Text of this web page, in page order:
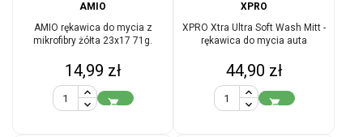
AMIO
AMIO rękawica do mycia z
mikrofibry żółta 23x17 71g.
Cena
14,99 zł

XPRO
XPRO Xtra Ultra Soft Wash Mitt -
rękawica do mycia auta
Cena
44,90 zł
